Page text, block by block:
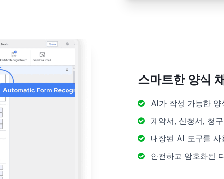
스마트한 양식
AI가 작성 가능한 양
계약서, 신청서, 청
내장된 AI 도구를 사
안전하고 암호화된